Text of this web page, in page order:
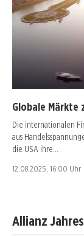
Globale Märkte
Die internationalen
aus
die USA ihre…
12.08.2025, 16:00 Uhr
Allianz